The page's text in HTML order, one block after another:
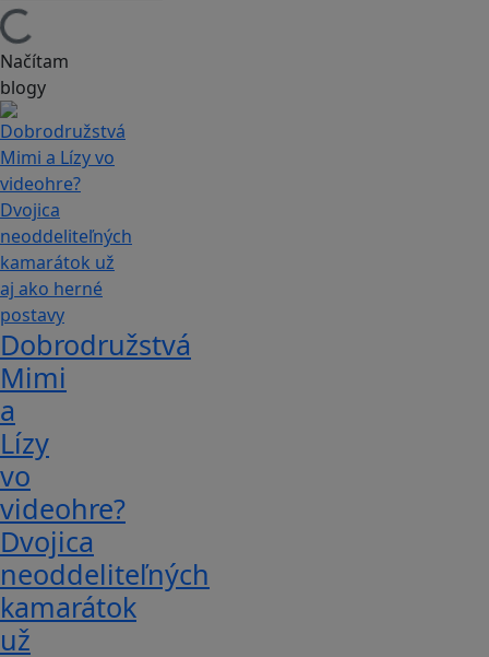
Načítam
blogy
Dobrodružstvá
Mimi
a
Lízy
vo
videohre?
Dvojica
neoddeliteľných
kamarátok
už